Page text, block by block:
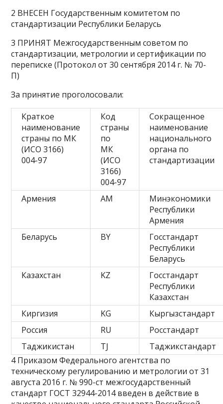
2 ВНЕСЕН Государственным комитетом по
стандартизации Республики Беларусь
3 ПРИНЯТ Межгосударственным советом по
стандартизации, метрологии и сертификации по
переписке (Протокол от 30 сентября 2014 г. № 70-
П)
За принятие проголосовали:
Краткое
наименование
страны по МК
(ИСО 3166)
004-97
Код
страны
по
МК
(ИСО
3166)
004-97
Сокращенное
наименование
национального
органа по
стандартизации
Армения AM
Минэкономики
Республики
Армения
Беларусь
BY
Госстандарт
Республики
Беларусь
Казахстан
KZ
Госстандарт
Республики
Казахстан
Киргизия
KG
Кыргызстандарт
Россия
RU
Росстандарт
Таджикистан
TJ
Таджикстандарт
4 Приказом Федерального агентства по
техническому регулированию и метрологии от 31
августа 2016 г. № 990-ст межгосударственный
стандарт ГОСТ 32944-2014введен в действие в